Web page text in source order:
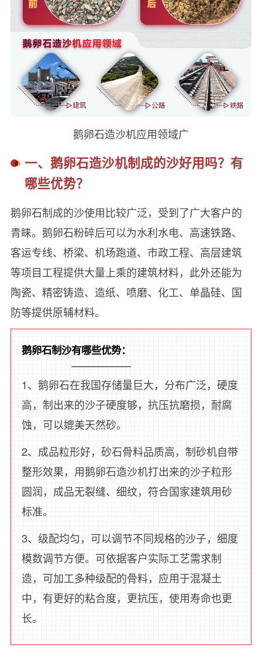
鹅卵石造沙机应用领域广
一、鹅卵石造沙机制成的沙好用吗？有
哪些优势？
鹅卵石制成的沙使用比较广泛，受到了广大客户的
青睐。鹅卵石粉碎后可以为水利水电、高速铁路、
客运专线、桥梁、机场跑道、市政工程、高层建筑
等项目工程提供大量上乘的建筑材料，此外还能为
陶瓷、精密铸造、造纸、喷磨、化工、单晶硅、国
防等提供原辅材料。
鹅卵石制沙有哪些优势：
1、鹅卵石在我国存储量巨大，分布广泛，硬度
高，制出来的沙子硬度够，抗压抗磨损，耐腐
蚀，可以媲美天然砂。
2、成品粒形好，砂石骨料品质高，制砂机自带
整形效果，用鹅卵石造沙机打出来的沙子粒形
圆润，成品无裂缝、细纹，符合国家建筑用砂
标准。
3、级配均匀，可以调节不同规格的沙子，细度
模数调节方便。可依据客户实际工艺需求制
造，可加工多种级配的骨料，应用于混凝土
中，有更好的粘合度，更抗压，使用寿命也更
长。